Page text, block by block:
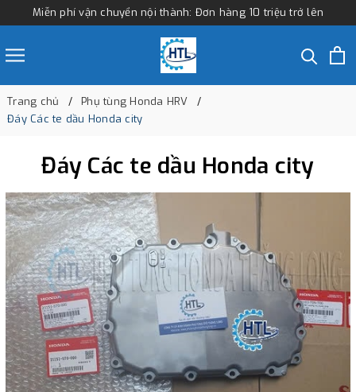
Miễn phí vận chuyển nội thành: Đơn hàng 10 triệu trở lên
Trang chủ
Phụ tùng Honda HRV
Đáy Các te dầu Honda city
Đáy Các te dầu Honda city